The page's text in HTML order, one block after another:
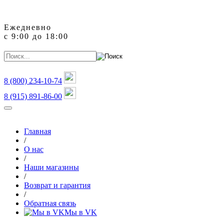
Ежедневно
с 9:00 до 18:00
8 (800) 234-10-74
8 (915) 891-86-00
Главная
/
О нас
/
Наши магазины
/
Возврат и гарантия
/
Обратная связь
Мы в VK